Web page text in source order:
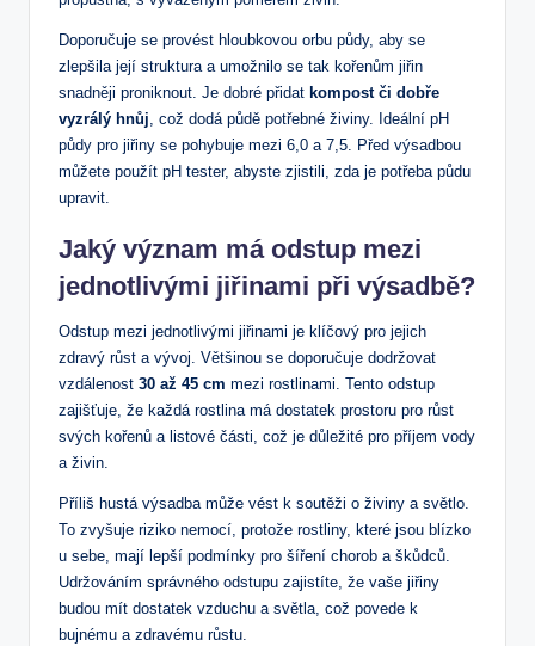
Doporučuje se provést hloubkovou orbu půdy, aby se
zlepšila její struktura a umožnilo se tak kořenům jiřin
snadněji proniknout. Je dobré přidat kompost či dobře
vyzrálý hnůj, což dodá půdě potřebné živiny. Ideální pH
půdy pro jiřiny se pohybuje mezi 6,0 a 7,5. Před výsadbou
můžete použít pH tester, abyste zjistili, zda je potřeba půdu
upravit.
Jaký význam má odstup mezi
jednotlivými jiřinami při výsadbě?
Odstup mezi jednotlivými jiřinami je klíčový pro jejich
zdravý růst a vývoj. Většinou se doporučuje dodržovat
vzdálenost 30 až 45 cm mezi rostlinami. Tento odstup
zajišťuje, že každá rostlina má dostatek prostoru pro růst
svých kořenů a listové části, což je důležité pro příjem vody
a živin.
Příliš hustá výsadba může vést k soutěži o živiny a světlo.
To zvyšuje riziko nemocí, protože rostliny, které jsou blízko
u sebe, mají lepší podmínky pro šíření chorob a škůdců.
Udržováním správného odstupu zajistíte, že vaše jiřiny
budou mít dostatek vzduchu a světla, což povede k
bujnému a zdravému růstu.